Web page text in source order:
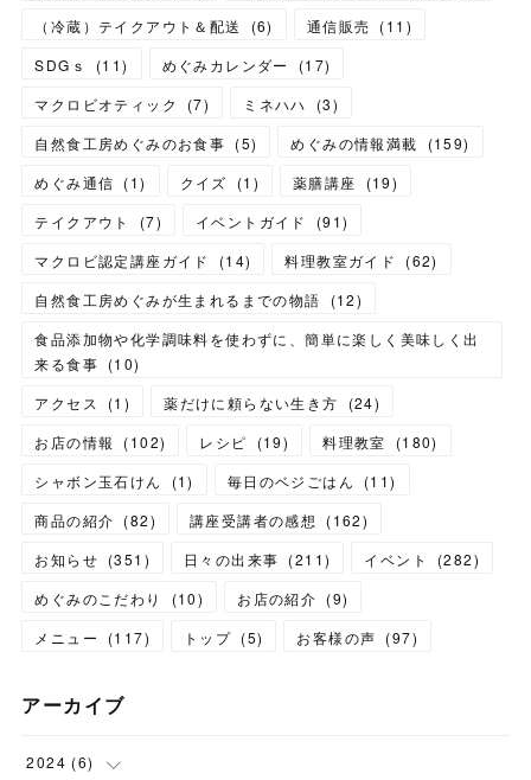
（冷蔵）テイクアウト＆配送
(6) 通信販売 (11 )
SDGｓ
(11) めぐみカレンダー (17)
マクロビオティック
(7) ミネハハ (3)
自然食工房めぐみのお食事 (5) めぐみの情報満載 (159)
めぐみ通信 (1) クイズ (1 ) 薬膳講座 (19)
テイクアウト
(7) イベントガイド (91)
マクロビ認定講座ガイド
(14) 料理教室ガイド (62)
自然食工房めぐみが生まれるまでの物語
(12)
食品添加物や化学調味料を使わずに、簡単に楽しく美味しく出
来る食事 (10)
アクセス
(1 ) 薬だけに頼らない生き方 (24)
お店の情報
(102) レシピ (19) 料理教室 (180)
シャボン玉石けん
(1) 毎日のベジごはん (11)
商品の紹介 (82) 講座受講者の感想 (162)
お知らせ (351 ) 日々の出来事 (211) イベント (282)
めぐみのこだわり
(10) お店の紹介 (9)
メニュー
(117) トップ (5) お客様の声 (97)
アーカイブ
2024 (6)